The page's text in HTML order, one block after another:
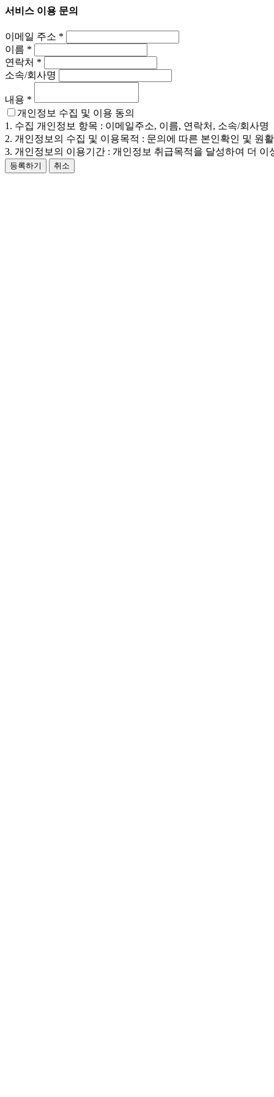
서비스 이용 문의
이메일 주소 *
이름 *
연락처 *
소속/회사명
내용 *
개인정보 수집 및 이용 동의
1. 수집 개인정보 항목 : 이메일주소, 이름, 연락처, 소속/회사명
2. 개인정보의 수집 및 이용목적 : 문의에 따른 본인확인 및 원
3. 개인정보의 이용기간 : 개인정보 취급목적을 달성하여 더
등록하기 취소